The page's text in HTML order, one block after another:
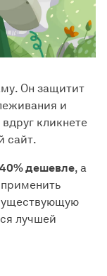
Он защитит
и
кликнете
сайт.
40% дешевле, а
лучшей